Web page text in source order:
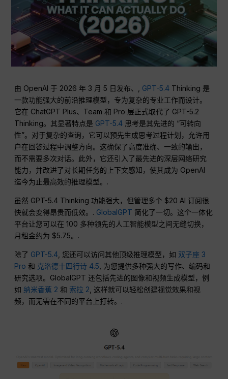
由 OpenAI 于 2026 年 3 月 5 日发布、, GPT-5.4 Thinking 是
一款功能强大的前沿推理模型，专为复杂的专业工作而设计。
它在 ChatGPT Plus、Team 和 Pro 层正式取代了 GPT-5.2
Thinking。其显著特点是 GPT-5.4 思考是其先进的 “可转向
性”。对于复杂的查询，它可以预先生成思考过程计划，允许用
户在回答过程中调整方向。这确保了高度准确、一致的输出，
而不需要多次对话。此外，它还引入了最先进的深层网络研究
能力，并改进了对长期任务的上下文感知，使其成为 OpenAI
迄今为止最高效的推理模型。.
虽然 GPT-5.4 Thinking 功能强大，但管理多个 $20 AI 订阅很
快就会变得昂贵而低效。. GlobalGPT 简化了一切。这个一体化
平台让您可以在 100 多种领先的人工智能模型之间无缝切换，
月租金约为 $5.75。.
除了 GPT-5.4, 您还可以访问其他顶级推理模型，如 双子座 3
Pro 和 克洛德十四行诗 4.5, 为您提供多种强大的写作、编码和
研究选项。GlobalGPT 还包括先进的图像和视频生成模型，例
如 纳米香蕉 2 和 索拉 2, 这样就可以轻松创建视觉效果和视
频，而无需在不同的平台上打转。.